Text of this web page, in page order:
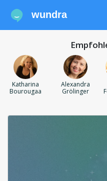
wundra
Katharina
Bourougaa
Alexandra
Grölinger